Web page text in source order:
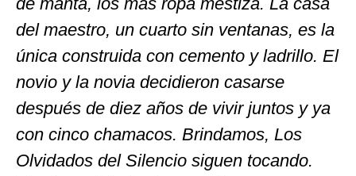
del maestro, un cuarto sin ventanas, es la
única construida con cemento y ladrillo. El
novio y la novia decidieron casarse
después de diez años de vivir juntos y ya
con cinco chamacos. Brindamos, Los
Olvidados del Silencio siguen tocando.